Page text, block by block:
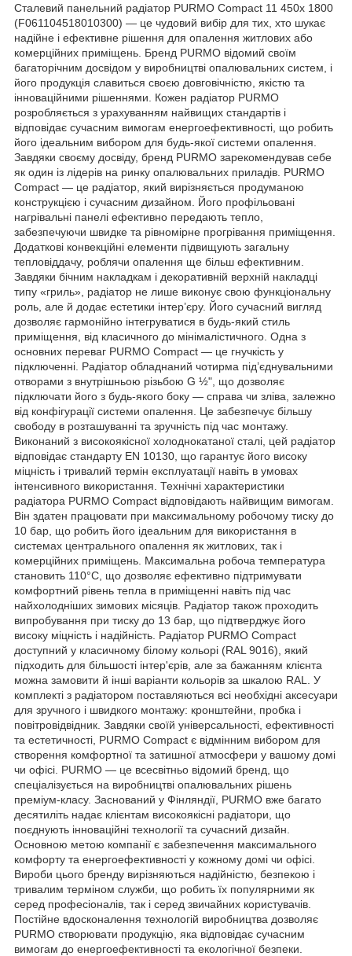
Сталевий панельний радіатор PURMO Compact 11 450x 1800
(F061104518010300) — це чудовий вибір для тих, хто шукає
надійне і ефективне рішення для опалення житлових або
комерційних приміщень. Бренд PURMO відомий своїм
багаторічним досвідом у виробництві опалювальних систем, і
його продукція славиться своєю довговічністю, якістю та
інноваційними рішеннями. Кожен радіатор PURMO
розробляється з урахуванням найвищих стандартів і
відповідає сучасним вимогам енергоефективності, що робить
його ідеальним вибором для будь-якої системи опалення.
Завдяки своєму досвіду, бренд PURMO зарекомендував себе
як один із лідерів на ринку опалювальних приладів. PURMO
Compact — це радіатор, який вирізняється продуманою
конструкцією і сучасним дизайном. Його профільовані
нагрівальні панелі ефективно передають тепло,
забезпечуючи швидке та рівномірне прогрівання приміщення.
Додаткові конвекційні елементи підвищують загальну
тепловіддачу, роблячи опалення ще більш ефективним.
Завдяки бічним накладкам і декоративній верхній накладці
типу «гриль», радіатор не лише виконує свою функціональну
роль, але й додає естетики інтер’єру. Його сучасний вигляд
дозволяє гармонійно інтегруватися в будь-який стиль
приміщення, від класичного до мінімалістичного. Одна з
основних переваг PURMO Compact — це гнучкість у
підключенні. Радіатор обладнаний чотирма під’єднувальними
отворами з внутрішньою різьбою G ½", що дозволяє
підключати його з будь-якого боку — справа чи зліва, залежно
від конфігурації системи опалення. Це забезпечує більшу
свободу в розташуванні та зручність під час монтажу.
Виконаний з високоякісної холоднокатаної сталі, цей радіатор
відповідає стандарту EN 10130, що гарантує його високу
міцність і тривалий термін експлуатації навіть в умовах
інтенсивного використання. Технічні характеристики
радіатора PURMO Compact відповідають найвищим вимогам.
Він здатен працювати при максимальному робочому тиску до
10 бар, що робить його ідеальним для використання в
системах центрального опалення як житлових, так і
комерційних приміщень. Максимальна робоча температура
становить 110°C, що дозволяє ефективно підтримувати
комфортний рівень тепла в приміщенні навіть під час
найхолодніших зимових місяців. Радіатор також проходить
випробування при тиску до 13 бар, що підтверджує його
високу міцність і надійність. Радіатор PURMO Compact
доступний у класичному білому кольорі (RAL 9016), який
підходить для більшості інтер'єрів, але за бажанням клієнта
можна замовити й інші варіанти кольорів за шкалою RAL. У
комплекті з радіатором поставляються всі необхідні аксесуари
для зручного і швидкого монтажу: кронштейни, пробка і
повітровідвідник. Завдяки своїй універсальності, ефективності
та естетичності, PURMO Compact є відмінним вибором для
створення комфортної та затишної атмосфери у вашому домі
чи офісі. PURMO — це всесвітньо відомий бренд, що
спеціалізується на виробництві опалювальних рішень
преміум-класу. Заснований у Фінляндії, PURMO вже багато
десятиліть надає клієнтам високоякісні радіатори, що
поєднують інноваційні технології та сучасний дизайн.
Основною метою компанії є забезпечення максимального
комфорту та енергоефективності у кожному домі чи офісі.
Вироби цього бренду вирізняються надійністю, безпекою і
тривалим терміном служби, що робить їх популярними як
серед професіоналів, так і серед звичайних користувачів.
Постійне вдосконалення технологій виробництва дозволяє
PURMO створювати продукцію, яка відповідає сучасним
вимогам до енергоефективності та екологічної безпеки.